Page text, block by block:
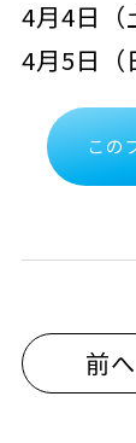
4月4日（
4月5日（
この
前へ